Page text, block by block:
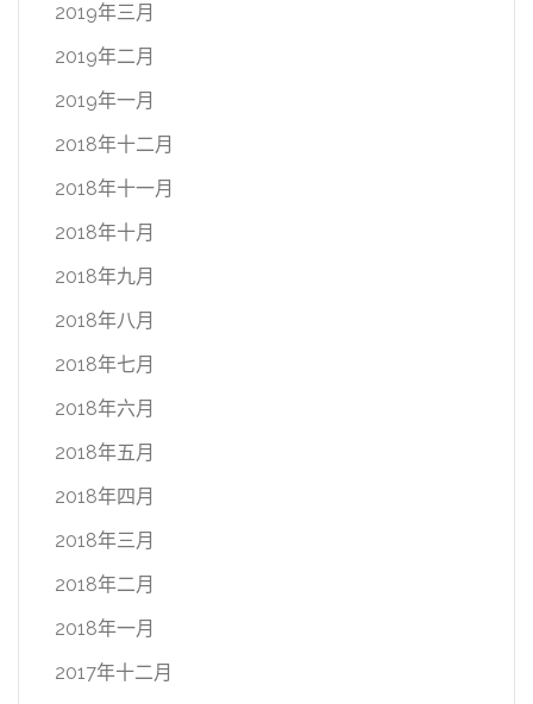
2019年三月
2019年二月
2019年一月
2018年十二月
2018年十一月
2018年十月
2018年九月
2018年八月
2018年七月
2018年六月
2018年五月
2018年四月
2018年三月
2018年二月
2018年一月
2017年十二月